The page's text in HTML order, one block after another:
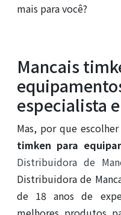
mais para você?
Mancais
especialista
Mas, por que
timken para
Distribuidora de
Distribuidora de
de 18 anos de